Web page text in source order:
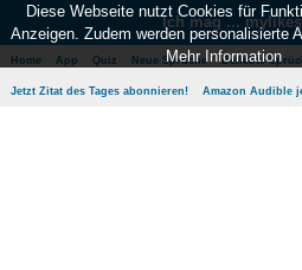
Ich mag ...
Home App Quiz Neue Sprüche Beliebte
Jetzt Zitat des Tages abonnieren! Amazon Audible
Diese Webseite nutzt Cookies für
Anzeigen. Zudem werden personalisierte
Mehr Information